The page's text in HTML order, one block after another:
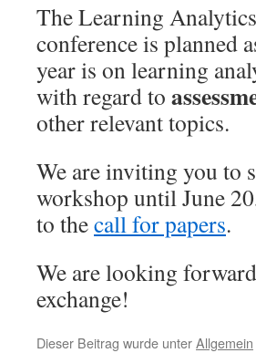
The Learning
conference is planned
year is on learning
with regard to
other relevant topics.
We are inviting you to
workshop until June
to thecall for papers.
We are looking
exchange!
Dieser Beitrag wurde unterAllgemein